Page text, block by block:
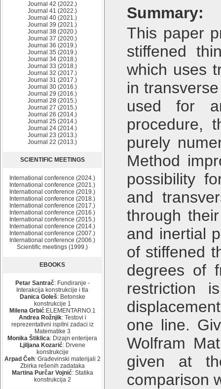
Journal 42 (2022.)
Journal 41 (2022.)
Journal 40 (2021.)
Journal 39 (2021.)
Journal 38 (2020.)
Journal 37 (2020.)
Journal 36 (2019.)
Journal 35 (2019.)
Journal 34 (2018.)
Journal 33 (2018.)
Journal 32 (2017.)
Journal 31 (2017.)
Journal 30 (2016.)
Journal 29 (2016.)
Journal 28 (2015.)
Journal 27 (2015.)
Journal 26 (2014.)
Journal 25 (2014.)
Journal 24 (2014.)
Journal 23 (2013.)
Journal 22 (2013.)
SCIENTIFIC MEETINGS
International conference (2024.)
International conference (2021.)
International conference (2019.)
International conference (2018.)
International conference (2017.)
International conference (2016.)
International conference (2015.)
International conference (2014.)
International conference (2007.)
International conference (2006.)
Scientific meetings (1999.)
EBOOKS
Petar Santrač: Fundiranje -
Interakcija konstrukcije i tla
Danica Goleš: Betonske
konstrukcije 1
Milena Grbić:ELEMENTARNO.1
Andrea Rožnjik: Testovi i
reprezentativni ispitni zadaci iz
Matematike 3
Monika Štiklica: Dizajn enterijera
Ljiljana Kozarić: Drvene
konstrukcije
Arpad Čeh: Građevinski materijali 2
Zbirka rešenih zadataka
Martina Purčar Vojnić: Statika
konstrukcija 2
Summary:
This paper
stiffened
which uses
in
used for
procedure,
purely
Method
possibility
and
through
and inertial
of stiffened
degrees of
restriction
one line.
Wolfram
given at
comparison